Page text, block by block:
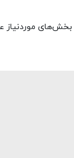
بخش‌های موردنیاز